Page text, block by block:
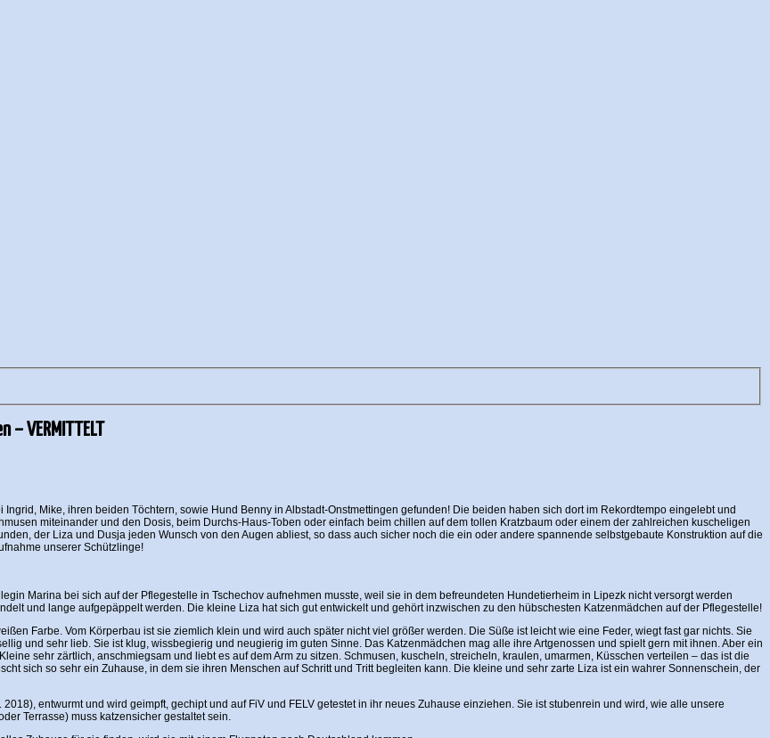
VERMITTELT
Mike, ihren beiden Töchtern, sowie Hund Benny in Albstadt-Onstmettingen gefunden! Die beiden haben sich dort im Rekordtempo eingelebt und
miteinander und den Dosis, beim Durchs-Haus-Toben oder einfach beim chillen auf dem tollen Kratzbaum oder einem der zahlreichen kuscheligen
der Liza und Dusja jeden Wunsch von den Augen abliest, so dass auch sicher noch die ein oder andere spannende selbstgebaute Konstruktion auf die
unserer Schützlinge!
Marina bei sich auf der Pflegestelle in Tschechov aufnehmen musste, weil sie in dem befreundeten Hundetierheim in Lipezk nicht versorgt werden
und lange aufgepäppelt werden. Die kleine Liza hat sich gut entwickelt und gehört inzwischen zu den hübschesten Katzenmädchen auf der Pflegestelle!
Farbe. Vom Körperbau ist sie ziemlich klein und wird auch später nicht viel größer werden. Die Süße ist leicht wie eine Feder, wiegt fast gar nichts. Sie
und sehr lieb. Sie ist klug, wissbegierig und neugierig im guten Sinne. Das Katzenmädchen mag alle ihre Artgenossen und spielt gern mit ihnen. Aber ein
sehr zärtlich, anschmiegsam und liebt es auf dem Arm zu sitzen. Schmusen, kuscheln, streicheln, kraulen, umarmen, Küsschen verteilen – das ist die
sich so sehr ein Zuhause, in dem sie ihren Menschen auf Schritt und Tritt begleiten kann. Die kleine und sehr zarte Liza ist ein wahrer Sonnenschein, der
entwurmt und wird geimpft, gechipt und auf FiV und FELV getestet in ihr neues Zuhause einziehen. Sie ist stubenrein und wird, wie alle unsere
Terrasse) muss katzensicher gestaltet sein.